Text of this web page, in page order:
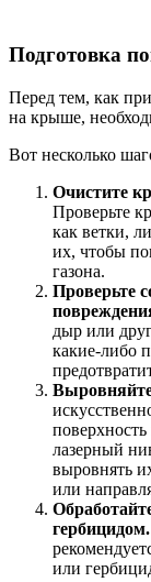
Подготовка
Перед тем, как
на крыше,
Вот несколько
Очистите
Проверьте
как ветки,
их, чтобы
газона.
Проверьте
дыр или
какие-либо
лазерный
выровнять
или
гербицидом.
или